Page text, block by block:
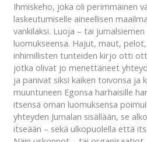
Ihmiskeho, joka oli perimmäinen
laskeutumiselle aineellisen
vankilaksi. Luoja – tai
luomukseensa. Hajut, maut,
inhimillisten tunteiden kirjo otti
jotka olivat jo menettäneet
ja panivat siksi kaiken toivonsa ja
muuntuneen Egonsa harhaisille
itsensä oman luomuksensa
yhteyden Jumalan sisällään, se
itseään – sekä ulkopuolella että